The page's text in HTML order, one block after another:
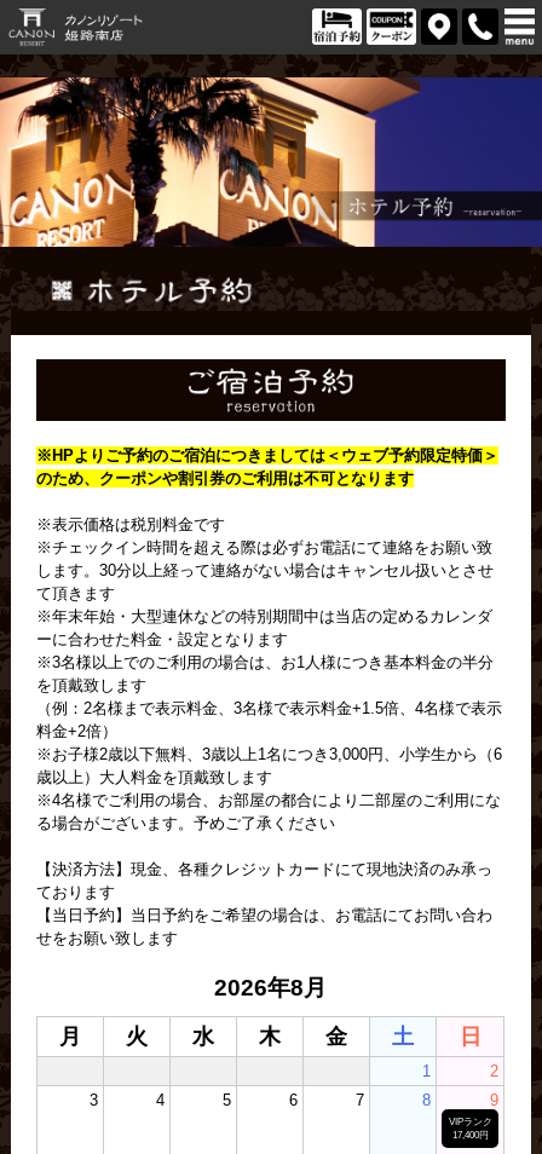
※HPよりご予約のご宿泊につきましては＜ ウェブ予約限定特価＞
のため、クーポンや割引券のご利用は不可となります
※表示価格は税別料金です
※チェックイン時間を超える際は必ずお電話にて連絡をお願い致
します。30分以上経って連絡がない場合はキャンセル扱いとさせ
て頂きます
※年末年始・大型連休などの特別期間中は当店の定めるカレンダ
ーに合わせた料金・設定となります
※3名様以上でのご利用の場合は、お1人様につき基本料金の半分
を頂戴致します
（例：2名様まで表示料金、3名様で表示料金+1.5倍、4名様で表示
料金+2倍）
※お子様2歳以下無料、3歳以上1名につき3,000円、小学生から（6
歳以上）大人料金を頂戴致します
※4名様でご利用の場合、お部屋の都合により二部屋のご利用にな
る場合がございます。予めご了承ください
【決済方法】現金、各種クレジットカードにて現地決済のみ承っ
ております
【当日予約】当日予約をご希望の場合は、お電話にてお問い合わ
せをお願い致します
2026年8月
月 火 水 木 金 土 日
1
2
3
4 5 6 7 8 9
VIPランク
17,400円